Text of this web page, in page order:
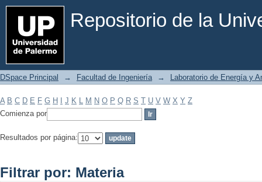
Repositorio de la
Filtrar por: Materia
DSpace Principal → Facultad de Ingeniería → Laboratorio de Energía y
A B C D E F G H J K L M N O P Q R S T U V W X Y Z
Comienza por
Resultados por página:
Filtrar por: Materia